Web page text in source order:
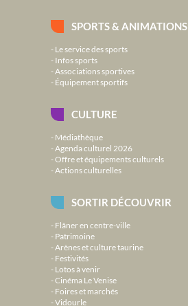
SPORTS & ANIMATIONS
Le service des sports
Infos sports
Associations sportives
Équipement sportifs
CULTURE
Médiathèque
Agenda culturel 2026
Offre et équipements culturels
Actions culturelles
SORTIR DÉCOUVRIR
Flâner en centre-ville
Patrimoine
Arènes et culture taurine
Festivités
Lotos à venir
Cinéma Le Venise
Foires et marchés
Vidourle